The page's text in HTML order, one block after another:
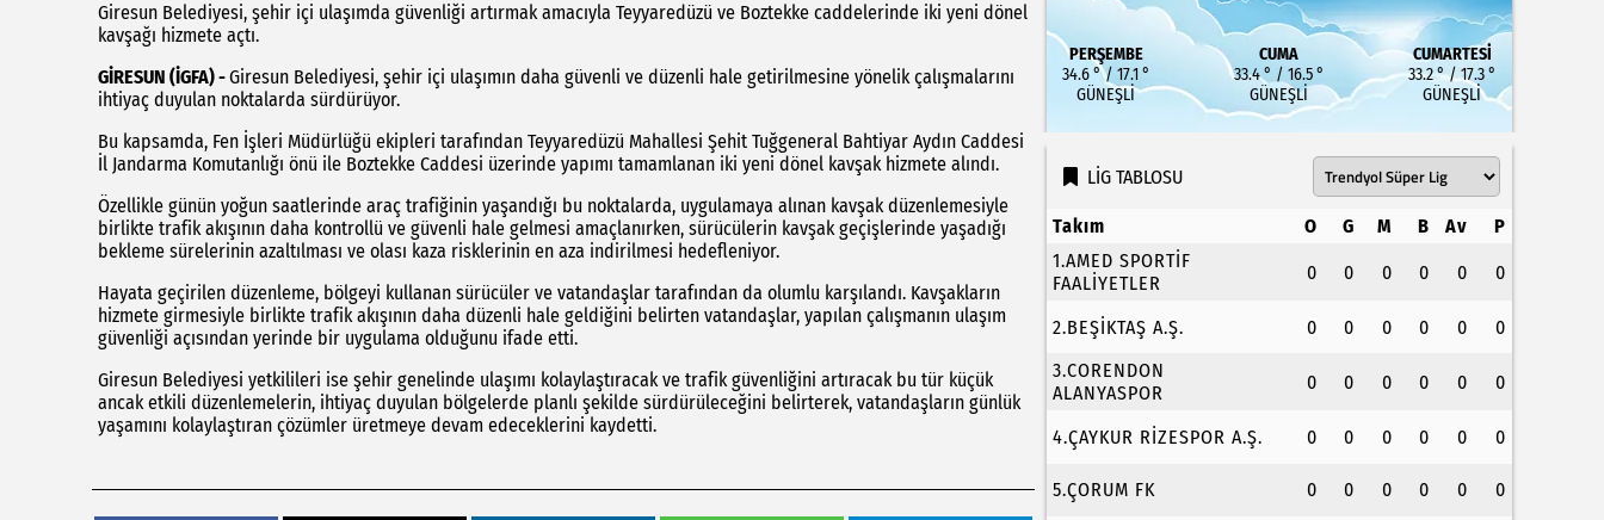
Giresun Belediyesi, şehir içi ulaşımda güvenliği artırmak amacıyla Teyyaredüzü ve Boztekke caddelerinde iki yeni dönel
kavşağı hizmete açtı.
GİRESUN (İGFA) -Giresun Belediyesi, şehir içi ulaşımın daha güvenli ve düzenli hale getirilmesine yönelik çalışmalarını
ihtiyaç duyulan noktalarda sürdürüyor.
Bu kapsamda, Fen İşleri Müdürlüğü ekipleri tarafından Teyyaredüzü Mahallesi Şehit Tuğgeneral Bahtiyar Aydın Caddesi
İl Jandarma Komutanlığı önü ile Boztekke Caddesi üzerinde yapımı tamamlanan iki yeni dönel kavşak hizmete alındı.
Özellikle günün yoğun saatlerinde araç trafiğinin yaşandığı bu noktalarda, uygulamaya alınan kavşak düzenlemesiyle
birlikte trafik akışının daha kontrollü ve güvenli hale gelmesi amaçlanırken, sürücülerin kavşak geçişlerinde yaşadığı
bekleme sürelerinin azaltılması ve olası kaza risklerinin en aza indirilmesi hedefleniyor.
Hayata geçirilen düzenleme, bölgeyi kullanan sürücüler ve vatandaşlar tarafından da olumlu karşılandı. Kavşakların
hizmete girmesiyle birlikte trafik akışının daha düzenli hale geldiğini belirten vatandaşlar, yapılan çalışmanın ulaşım
güvenliği açısından yerinde bir uygulama olduğunu ifade etti.
Giresun Belediyesi yetkilileri ise şehir genelinde ulaşımı kolaylaştıracak ve trafik güvenliğini artıracak bu tür küçük
ancak etkili düzenlemelerin, ihtiyaç duyulan bölgelerde planlı şekilde sürdürüleceğini belirterek, vatandaşların günlük
yaşamını kolaylaştıran çözümler üretmeye devam edeceklerini kaydetti.
PERŞEMBE
34.6 ° / 17.1 °
GÜNEŞLI
CUMA
33.4 ° / 16.5 °
GÜNEŞLI
CUMARTESI
33.2 ° / 17.3 °
GÜNEŞLI
LİG TABLOSU
Takım O G M B Av
P
1.AMED SPORTİF
FAALİYETLER
0 0 0 0 0 0
2.BEŞİKTAŞ A.Ş. 0 0 0 0 0
0
3.CORENDON
ALANYASPOR
0 0 0 0 0 0
4.ÇAYKUR RİZESPOR A.Ş. 0 0 0 0 0 0
5.ÇORUM FK 0 0 0 0 0 0